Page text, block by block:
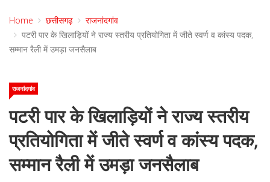
Home छत्तीसगढ़
राजनांदगांव
पटरी पार के खिलाड़ियों ने राज्य स्तरीय प्रतियोगिता में जीते स्वर्ण व कांस्य पदक,
सम्मान रैली में उमड़ा जनसैलाब
राजनांदगांव
पटरी पार के खिलाड़ियों ने राज्य स्तरीय
प्रतियोगिता में जीते स्वर्ण व कांस्य पदक,
सम्मान रैली में उमड़ा जनसैलाब